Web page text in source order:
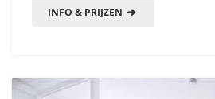
INFO & PRIJZEN